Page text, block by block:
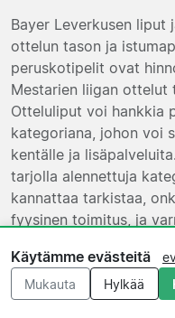
Bayer Leverkusen liput
ottelun tason ja
peruskotipelit ovat
Mestarien liigan ottelut
Otteluliput voi hankkia
kategoriana, johon voi
kentälle ja
tarjolla alennettuja
kannattaa tarkistaa,
fyysinen toimitus, ja
Valtuutetut myyjät
Käytämme evästeitä
Mukauta
Hylkää